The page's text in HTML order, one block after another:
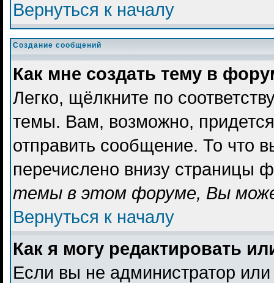
Вернуться к началу
Создание сообщений
Как мне создать тему в
Легко, щёлкните по
темы. Вам, возможно,
отправить сообщение. То что
перечислено внизу страницы
темы в этом форуме, Вы
Вернуться к началу
Как я могу редактировать
Если вы не администратор